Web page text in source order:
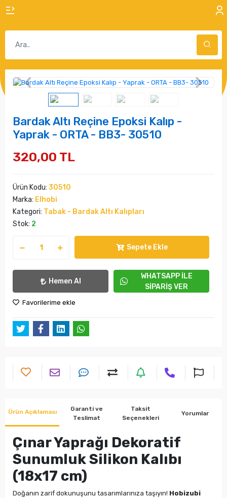
Bardak Altı Reçine Epoksi Kalıp -
Yaprak - ORTA - BB3- 30510
320,00 TL
Ürün Kodu: 30510
Marka: Elhobi
Kategori: Tabak - Bardak Altı Kalıpları
Stok: 2
Sepete Ekle
Hemen Al
WHATSAPP İLE
SİPARİŞ VER
Favorilerime ekle
Ürün Açıklaması
Garanti ve
Teslimat
Taksit
Seçenekleri
Yorumlar
Çınar Yaprağı Dekoratif
Sunumluk Silikon Kalıbı
(18x17 cm)
Doğanın zarif dokunuşunu tasarımlarınıza taşıyın! Hobizubi